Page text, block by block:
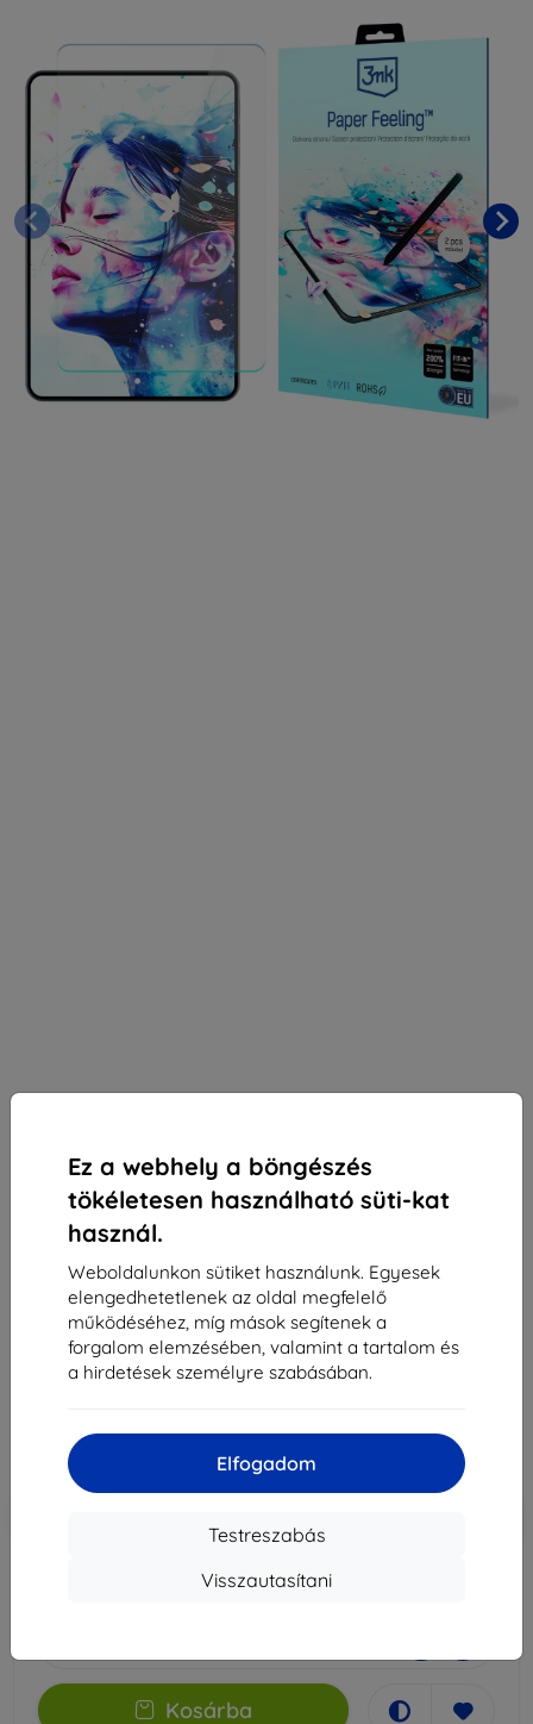
Ez a webhely a böngészés
tökéletesen használható süti-kat
használ.
Weboldalunkon sütiket használunk. Egyesek
elengedhetetlenek az oldal megfelelő
működéséhez, míg mások segítenek a
forgalom elemzésében, valamint a tartalom és
a hirdetések személyre szabásában.
Elfogadom
Testreszabás
Visszautasítani
Alkalmas: Lenovo Tab M7
Leírás és specifikáció
9 890 Ft
Ár ÁFA nelkül
Kosárba